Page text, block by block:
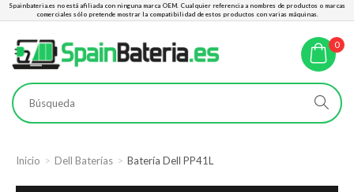
Spainbateria.es no está afiliada con ninguna marca OEM. Cualquier referencia a nombres de productos o marcas
comerciales sólo pretende mostrar la compatibilidad de estos productos con varias máquinas.
0
Inicio Dell Baterías Batería Dell PP41L